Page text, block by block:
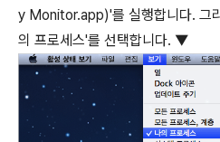
y Monitor.app)'를 실행합니다. 그
의 프로세스'를 선택합니다. ▼